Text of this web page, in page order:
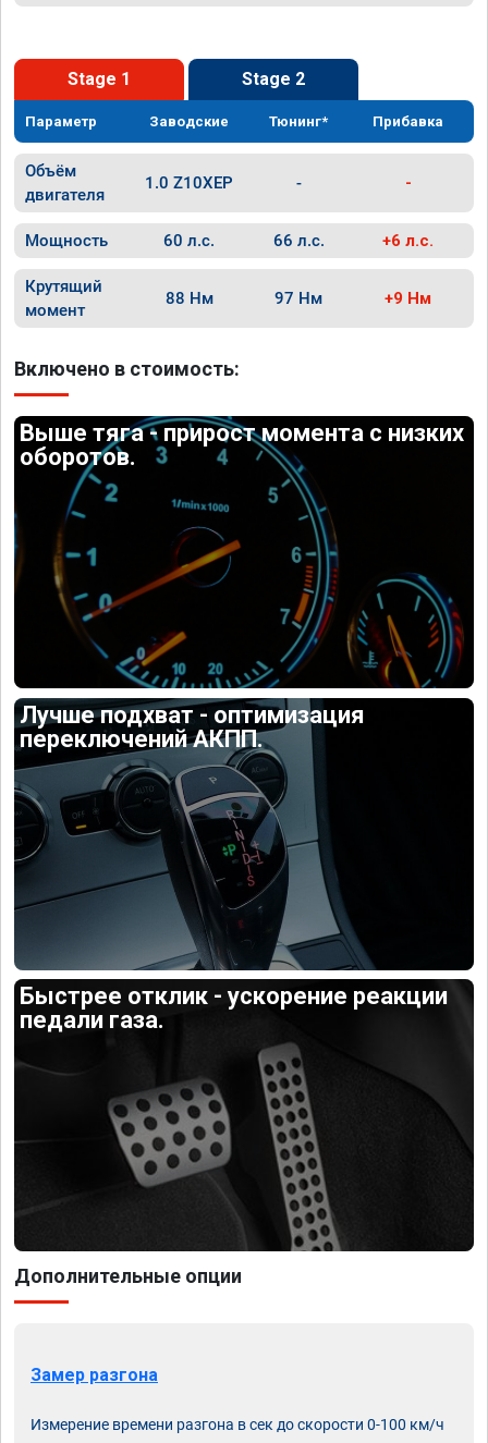
Stage 1 Stage 2
Параметр Заводские Тюнинг* Прибавка
Объём
двигателя
1.0 Z10XEP - -
Мощность 60 л.с. 66 л.с. +6 л.с.
Крутящий
момент
88 Нм 97 Нм +9 Нм
Включено в стоимость:
Выше тяга - прирост момента с низких
оборотов.
Лучше подхват - оптимизация
переключений АКПП.
Быстрее отклик - ускорение реакции
педали газа.
Дополнительные опции
Замер разгона
Измерение времени разгона в сек до скорости 0-100 км/ч